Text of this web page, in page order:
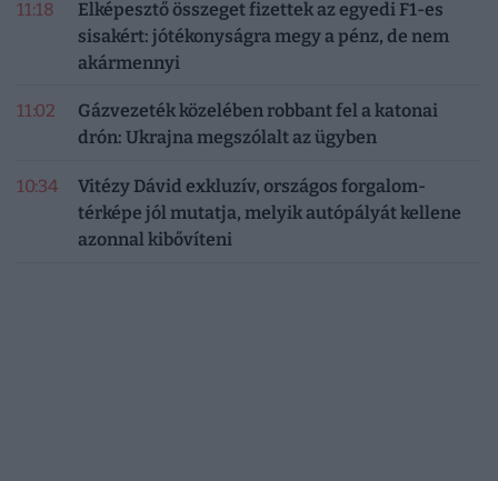
11:18
Elképesztő összeget fizettek az egyedi F1-es
sisakért: jótékonyságra megy a pénz, de nem
akármennyi
11:02
Gázvezeték közelében robbant fel a katonai
drón: Ukrajna megszólalt az ügyben
10:34
Vitézy Dávid exkluzív, országos forgalom-
térképe jól mutatja, melyik autópályát kellene
azonnal kibővíteni